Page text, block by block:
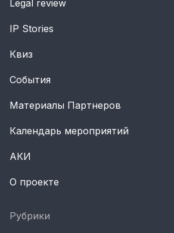
Legal review
IP Stories
Квиз
События
Материалы Партнеров
Календарь мероприятий
АКИ
О проекте
Рубрики